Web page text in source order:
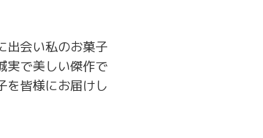
出会い私のお菓子
実で美しい傑作で
を皆様にお届けし